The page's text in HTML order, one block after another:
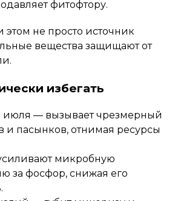
фитофтору.
этом не просто источник
вещества защищают от
избегать
июля — вызывает чрезмерный
и пасынков, отнимая ресурсы
микробную
за фосфор, снижая его